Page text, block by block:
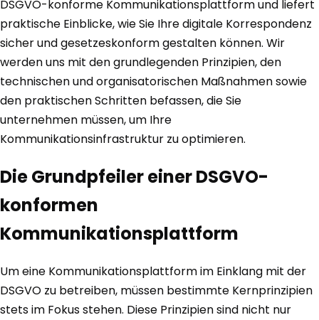
DSGVO-konforme Kommunikationsplattform und liefert
praktische Einblicke, wie Sie Ihre digitale Korrespondenz
sicher und gesetzeskonform gestalten können. Wir
werden uns mit den grundlegenden Prinzipien, den
technischen und organisatorischen Maßnahmen sowie
den praktischen Schritten befassen, die Sie
unternehmen müssen, um Ihre
Kommunikationsinfrastruktur zu optimieren.
Die Grundpfeiler einer DSGVO-
konformen
Kommunikationsplattform
Um eine Kommunikationsplattform im Einklang mit der
DSGVO zu betreiben, müssen bestimmte Kernprinzipien
stets im Fokus stehen. Diese Prinzipien sind nicht nur